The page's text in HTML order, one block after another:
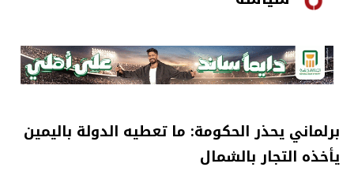
برلماني يحذر الحكومة: ما تعطيه الدولة باليمين
يأخذه التجار بالشمال